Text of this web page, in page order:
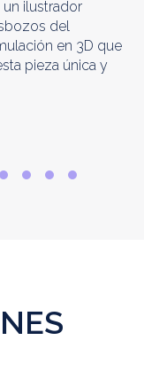
ilustrador
del
en 3D que
pieza única y